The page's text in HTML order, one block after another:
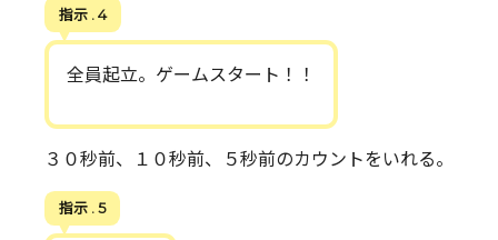
指示 . 4
全員起立。ゲームスタート！！
３０秒前、１０秒前、５秒前のカウントをいれる。
指示 . 5